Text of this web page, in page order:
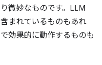
微妙なものです。LLM
まれているものもあれ
効果的に動作するものも